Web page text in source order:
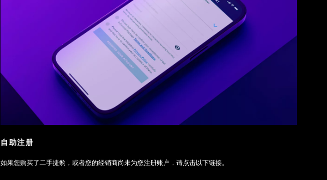
自助注册
如果您购买了二手捷豹，或者您的经销商尚未为您注册账户，请点击以下链接。